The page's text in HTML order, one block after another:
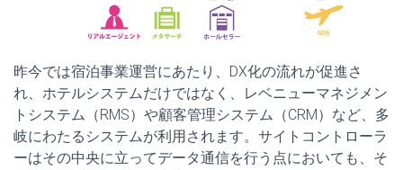
昨今では宿泊事業運営にあたり、DX化の流れが促進さ
れ、ホテルシステムだけではなく、レベニューマネジメン
トシステム（RMS）や顧客管理システム（CRM）など、多
岐にわたるシステムが利用されます。サイトコントローラ
ーはその中央に立ってデータ通信を行う点においても、そ